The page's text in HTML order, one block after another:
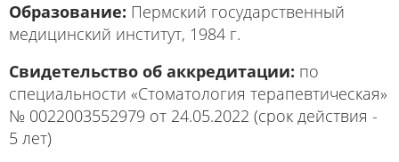
Образование: Пермский государственный
медицинский институт, 1984 г.
Свидетельство об аккредитации: по
специальности «Стоматология терапевтическая»
№ 0022003552979 от 24.05.2022 (срок действия -
5 лет)